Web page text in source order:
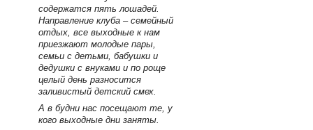
содержатся пять лошадей.
Направление клуба – семейный
отдых, все выходные к нам
приезжают молодые пары,
семьи с детьми, бабушки и
дедушки с внуками и по роще
целый день разносится
заливистый детский смех.
А в будни нас посещают те, у
кого выходные дни заняты.